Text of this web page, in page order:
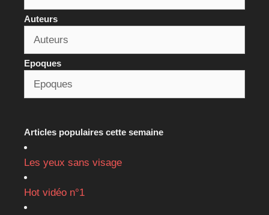
Auteurs
Epoques
Articles populaires cette semaine
Les yeux sans visage
Hot vidéo n°1